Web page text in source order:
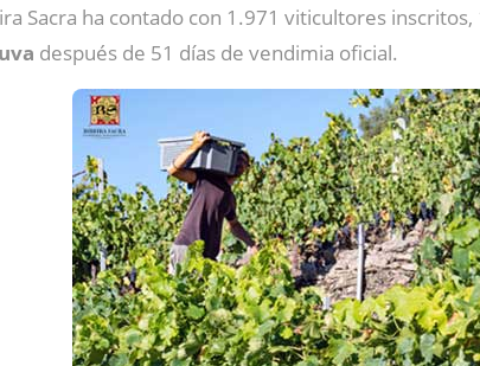
Sacra ha contado con 1.971 viticultores
después de 51 días de vendimia oficial.